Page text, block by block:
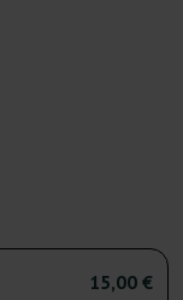
15,00 €